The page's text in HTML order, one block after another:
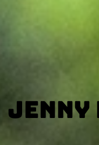
Jenny